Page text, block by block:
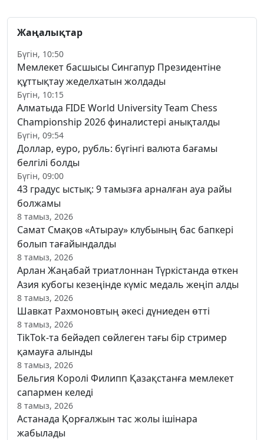
Жаңалықтар
Бүгін, 10:50
Мемлекет басшысы Сингапур Президентіне
құттықтау жеделхатын жолдады
Бүгін, 10:15
Алматыда FIDE World University Team Chess
Championship 2026 финалистері анықталды
Бүгін, 09:54
Доллар, еуро, рубль: бүгінгі валюта бағамы
белгілі болды
Бүгін, 09:00
43 градус ыстық: 9 тамызға арналған ауа райы
болжамы
8 тамыз, 2026
Самат Смақов «Атырау» клубының бас бапкері
болып тағайындалды
8 тамыз, 2026
Арлан Жаңабай триатлоннан Түркістанда өткен
Азия кубогы кезеңінде күміс медаль жеңіп алды
8 тамыз, 2026
Шавкат Рахмоновтың әкесі дүниеден өтті
8 тамыз, 2026
TikTok-та бейәдеп сөйлеген тағы бір стример
қамауға алынды
8 тамыз, 2026
Бельгия Королі Филипп Қазақстанға мемлекет
сапармен келеді
8 тамыз, 2026
Астанада Қорғалжын тас жолы ішінара
жабылады